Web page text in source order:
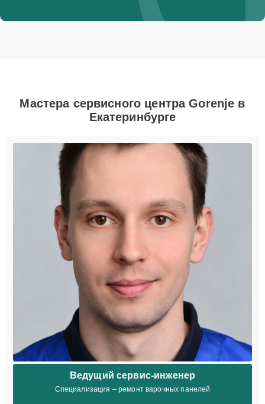
Мастера сервисного центра Gorenje в
Екатеринбурге
Ведущий сервис-инженер
Специализация – ремонт варочных панелей